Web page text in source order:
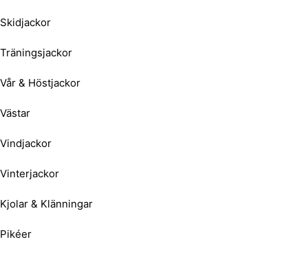
Skidjackor
Träningsjackor
Vår & Höstjackor
Västar
Vindjackor
Vinterjackor
Kjolar & Klänningar
Pikéer